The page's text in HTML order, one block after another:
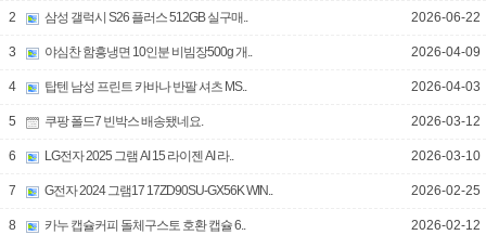
2 삼성 갤럭시 S26 플러스 512GB 실구매.. 2026-06-22
3 야심찬 함흥냉면 10인분 비빔장500g 개.. 2026-04-09
4 탑텐 남성 프린트 카바나 반팔 셔츠 MS.. 2026-04-03
5 쿠팡 폴드7 빈박스 배송됐네요. 2026-03-12
6 LG전자 2025 그램 AI 15 라이젠 AI 라.. 2026-03-10
7 G전자 2024 그램17 17ZD90SU-GX56K WIN.. 2026-02-25
8 카누 캡슐커피 돌체구스토 호환 캡슐 6.. 2026-02-12